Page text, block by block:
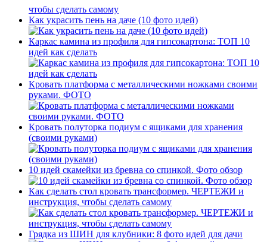
Как украсить пень на даче (10 фото идей)
Каркас камина из профиля для гипсокартона: ТОП 10
идей как сделать
Кровать платформа с металлическими ножками своими
руками. ФОТО
Кровать полуторка подиум с ящиками для хранения
(своими руками)
10 идей скамейки из бревна со спинкой. Фото обзор
Как сделать стол кровать трансформер. ЧЕРТЕЖИ и
инструкция, чтобы сделать самому
Грядка из ШИН для клубники: 8 фото идей для дачи